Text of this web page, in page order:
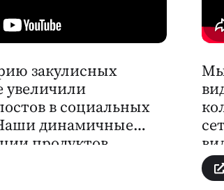
закулисных
увеличили
в социальных
динамичные
продуктов
росту онлайн-
Мы